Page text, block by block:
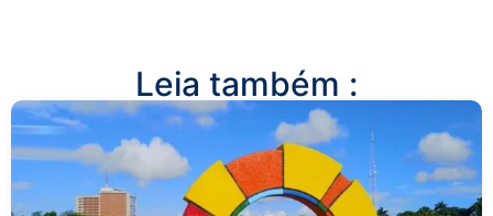
Leia também :